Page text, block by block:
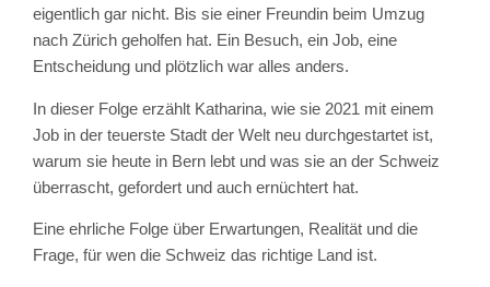
eigentlich gar nicht. Bis sie einer Freundin beim Umzug
nach Zürich geholfen hat. Ein Besuch, ein Job, eine
Entscheidung und plötzlich war alles anders.
In dieser Folge erzählt Katharina, wie sie 2021 mit einem
Job in der teuerste Stadt der Welt neu durchgestartet ist,
warum sie heute in Bern lebt und was sie an der Schweiz
überrascht, gefordert und auch ernüchtert hat.
Eine ehrliche Folge über Erwartungen, Realität und die
Frage, für wen die Schweiz das richtige Land ist.